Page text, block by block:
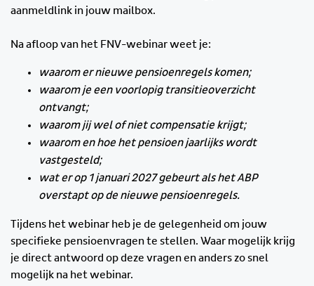
aanmeldlink in jouw mailbox.
Na afloop van het FNV-webinar weet je:
waarom er nieuwe pensioenregels komen;
waarom je een voorlopig transitieoverzicht
ontvangt;
waarom jij wel of niet compensatie krijgt;
waarom en hoe het pensioen jaarlijks wordt
vastgesteld;
wat er op 1 januari 2027 gebeurt als het ABP
overstapt op de nieuwe pensioenregels.
Tijdens het webinar heb je de gelegenheid om jouw
specifieke pensioenvragen te stellen. Waar mogelijk krijg
je direct antwoord op deze vragen en anders zo snel
mogelijk na het webinar.